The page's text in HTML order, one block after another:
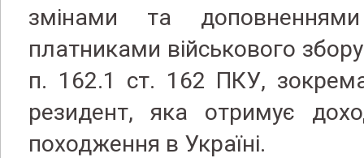
змінами та
платниками військового
п. 162.1 ст. 162 ПКУ,
резидент, яка отримує
походження в Україні.